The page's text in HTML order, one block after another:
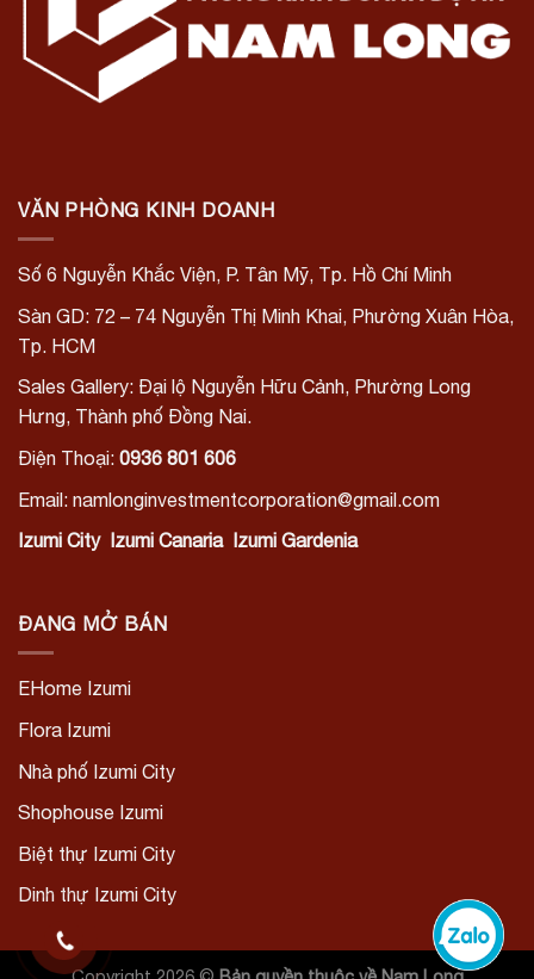
VĂN PHÒNG KINH DOANH
Số 6 Nguyễn Khắc Viện, P. Tân Mỹ, Tp. Hồ Chí Minh
Sàn GD: 72 – 74 Nguyễn Thị Minh Khai, Phường Xuân Hòa,
Tp. HCM
Sales Gallery: Đại lộ Nguyễn Hữu Cảnh, Phường Long
Hưng, Thành phố Đồng Nai.
Điện Thoại: 0936 801 606
Email: namlonginvestmentcorporation@gmail.com
Izumi City Izumi Canaria Izumi Gardenia
ĐANG MỞ BÁN
EHome Izumi
Flora Izumi
Nhà phố Izumi City
Shophouse Izumi
Biệt thự Izumi City
Dinh thự Izumi City